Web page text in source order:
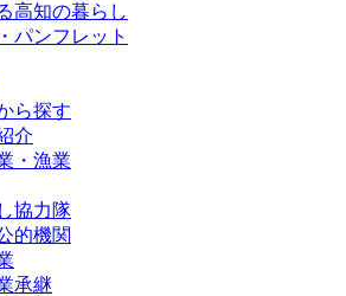
高知の暮らし
パンフレット
ら探す
介
・漁業
協力隊
的機関
承継